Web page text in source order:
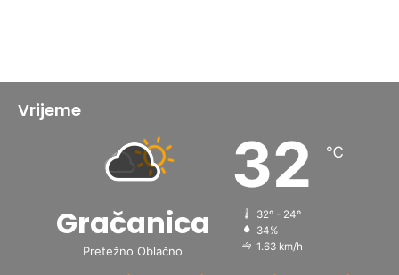
Vrijeme
Gračanica
Pretežno Oblačno
32 ℃
32º - 24º
34%
1.63 km/h